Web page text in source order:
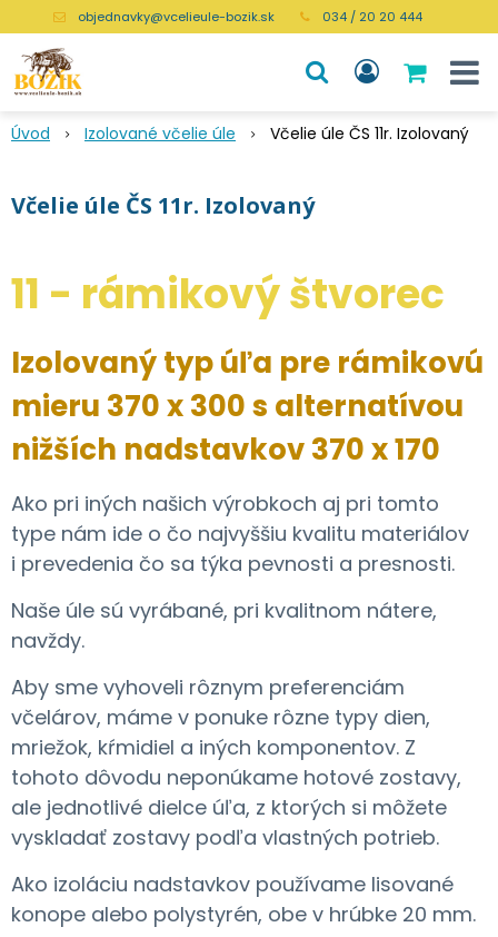
objednavky@vcelieule-bozik.sk 034 / 20 20 444
Úvod Izolované včelie úle Včelie úle ČS 11r. Izolovaný
Včelie úle ČS 11r. Izolovaný
11 - rámikový štvorec
Izolovaný typ úľa pre rámikovú
mieru 370 x 300 s alternatívou
nižších nadstavkov 370 x 170
Ako pri iných našich výrobkoch aj pri tomto
type nám ide o čo najvyššiu kvalitu materiálov
i prevedenia čo sa týka pevnosti a presnosti.
​Naše úle sú vyrábané, pri kvalitnom nátere,
navždy.
​Aby sme vyhoveli rôznym preferenciám
včelárov, máme v ponuke rôzne typy dien,
mriežok, kŕmidiel a iných komponentov. Z
tohoto dôvodu neponúkame hotové zostavy,
ale jednotlivé dielce úľa, z ktorých si môžete
vyskladať zostavy podľa vlastných potrieb.
Ako izoláciu nadstavkov používame lisované
konope alebo polystyrén, obe v hrúbke 20 mm.